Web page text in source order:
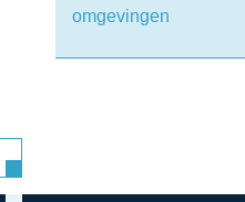
omgevingen